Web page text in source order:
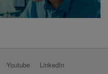
Youtube
LinkedIn